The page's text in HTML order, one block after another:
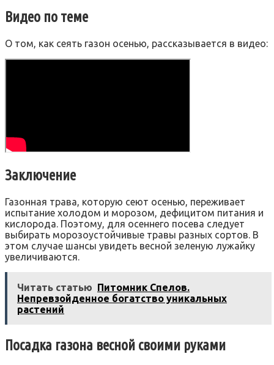
Видео по теме
О том, как сеять газон осенью, рассказывается в видео:
Заключение
Газонная трава, которую сеют осенью, переживает
испытание холодом и морозом, дефицитом питания и
кислорода. Поэтому, для осеннего посева следует
выбирать морозоустойчивые травы разных сортов. В
этом случае шансы увидеть весной зеленую лужайку
увеличиваются.
Читать статью Питомник Спелов.
Непревзойденное богатство уникальных
растений
Посадка газона весной своими руками